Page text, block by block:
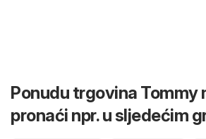
Ponudu trgovina Tommy
pronaći npr. u sljedećim